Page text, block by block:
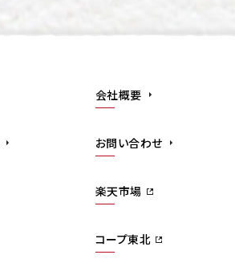
会社概要
お問い合わせ
楽天市場
コープ東北